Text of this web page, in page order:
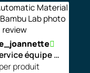
équipe la pour
produit